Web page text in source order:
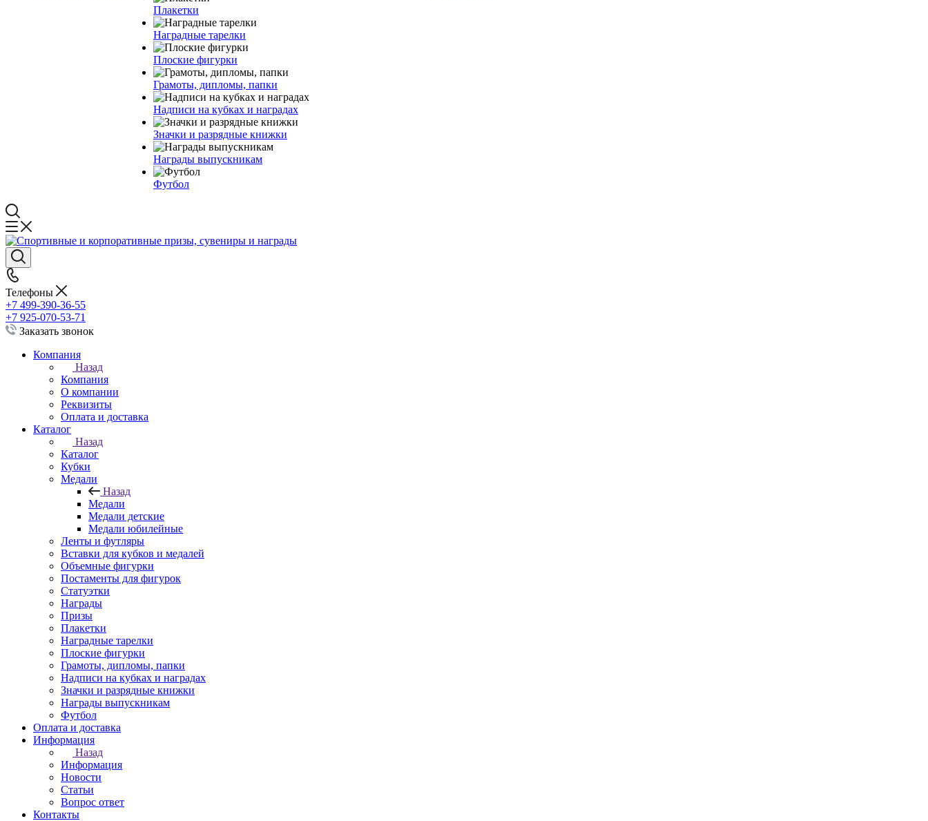
Плакетки
Наградные тарелки
Плоские фигурки
Грамоты, дипломы, папки
Надписи на кубках и наградах
Значки и разрядные книжки
Награды выпускникам
Футбол
Телефоны
+7 499-390-36-55
+7 925-070-53-71
Заказать звонок
Компания
Назад
Компания
О компании
Реквизиты
Оплата и доставка
Каталог
Назад
Каталог
Кубки
Медали
Назад
Медали
Медали детские
Медали юбилейные
Ленты и футляры
Вставки для кубков и медалей
Объемные фигурки
Постаменты для фигурок
Статуэтки
Награды
Призы
Плакетки
Наградные тарелки
Плоские фигурки
Грамоты, дипломы, папки
Надписи на кубках и наградах
Значки и разрядные книжки
Награды выпускникам
Футбол
Оплата и доставка
Информация
Назад
Информация
Новости
Статьи
Вопрос ответ
Контакты